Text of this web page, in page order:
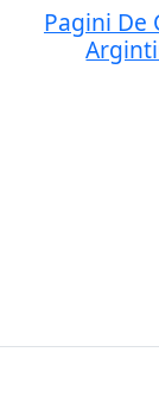
Pagini De